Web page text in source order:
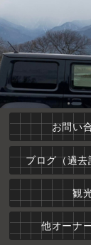
お問い
ブログ（過
観
他オーナ